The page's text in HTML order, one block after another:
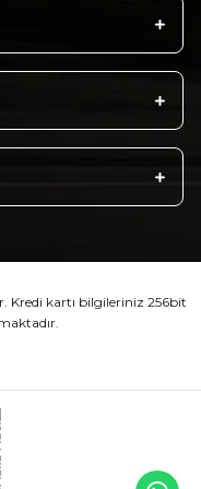
Kayaba Showa
Kaporta Seti Sarı
Kredi kartı bilgileriniz 256bit